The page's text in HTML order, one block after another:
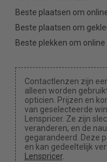
Beste plaatsen om
Beste plaatsen om
Beste plekken om
Contactlenzen zijn
alleen worden
opticien. Prijzen en
van geselecteerde
Lenspricer. Ze zijn
veranderen, en de
gegarandeerd. Deze
en kan gedeeltelijk
Lenspricer.